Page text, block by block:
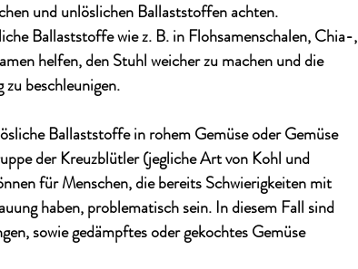
und unlöslichen Ballaststoffen achten.
Ballaststoffe wie z. B. in Flohsamenschalen, Chia-,
helfen, den Stuhl weicher zu machen und die
zu beschleunigen.
Ballaststoffe in rohem Gemüse oder Gemüse
der Kreuzblütler (jegliche Art von Kohl und
für Menschen, die bereits Schwierigkeiten mit
haben, problematisch sein. In diesem Fall sind
sowie gedämpftes oder gekochtes Gemüse